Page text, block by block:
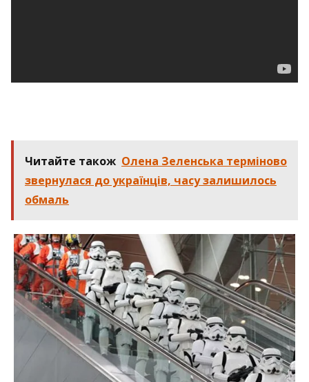
Читайте також Олена Зеленська терміново
звернулася до українців, часу залишилось
обмаль